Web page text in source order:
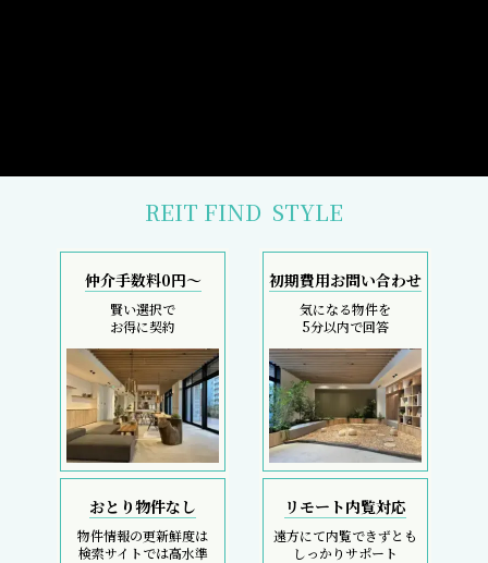
REIT FIND STYLE
仲介手数料0円～
賢い選択で
お得に契約
初期費用お問い合わせ
気になる物件を
5分以内で回答
おとり物件なし
物件情報の更新鮮度は
検索サイトでは高水準
リモート内覧対応
遠方にて内覧できずとも
しっかりサポート